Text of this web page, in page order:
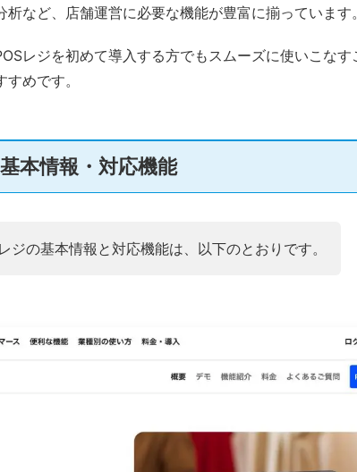
など、店舗運営に必要な機能が豊富に揃っています。
レジを初めて導入する方でもスムーズに使いこなす
めです。
本情報・対応機能
ジの基本情報と対応機能は、以下のとおりです。